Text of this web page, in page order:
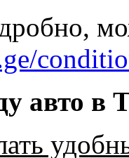
авто в